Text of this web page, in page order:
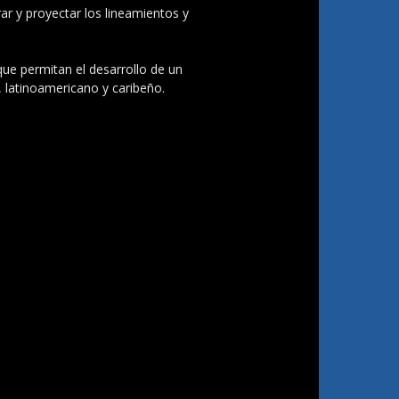
y proyectar los lineamientos y
permitan el desarrollo de un
y caribeño.